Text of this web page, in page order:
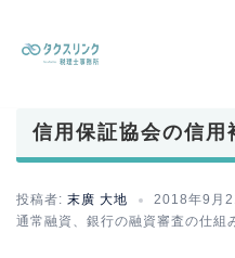
へ
ス
キ
信用保証協会の信用
投稿者: 末廣 大地
2018年9月
通常融資 、 銀行の融資審査の仕組